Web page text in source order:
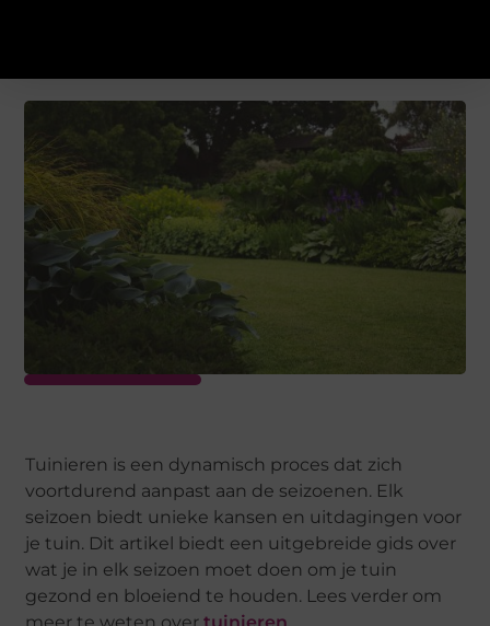
Tuinieren is een dynamisch proces dat zich
voortdurend aanpast aan de seizoenen. Elk
seizoen biedt unieke kansen en uitdagingen voor
je tuin. Dit artikel biedt een uitgebreide gids over
wat je in elk seizoen moet doen om je tuin
gezond en bloeiend te houden. Lees verder om